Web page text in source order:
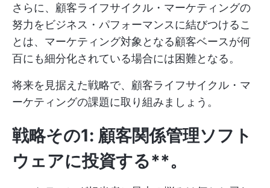
さらに、顧客ライフサイクル・マーケティングの
努力をビジネス・パフォーマンスに結びつけるこ
とは、マーケティング対象となる顧客ベースが何
百にも細分化されている場合には困難となる。
将来を見据えた戦略で、顧客ライフサイクル・マ
ーケティングの課題に取り組みましょう。
戦略その1: 顧客関係管理ソフト
ウェアに投資する**。